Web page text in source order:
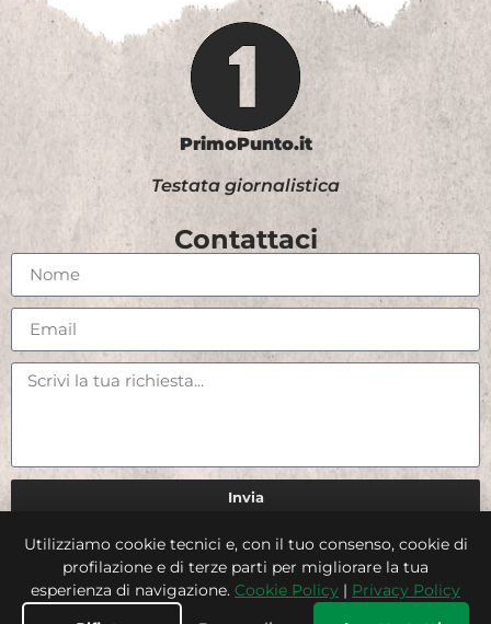
PrimoPunto.it
Testata giornalistica
Contattaci
Invia
Credits
Utilizziamo cookie tecnici e, con il tuo consenso, cookie di
profilazione e di terze parti per migliorare la tua
esperienza di navigazione. Cookie Policy | Privacy Policy